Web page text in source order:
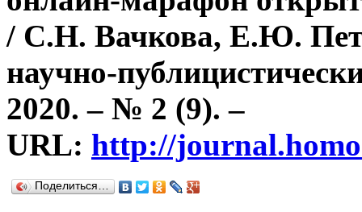
/ С.Н. Вачкова, Е.Ю.
научно-
2020. – № 2 (9). –
URL: http://
Поделиться…